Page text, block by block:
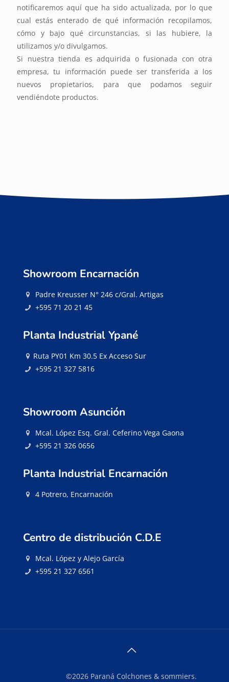
notificaremos aquí que ha sido actualizada, por lo que
cual estás enterado de qué información recopilamos,
cómo y bajo qué circunstancias, si las hubiere, la
utilizamos y/o divulgamos.
Si nuestra tienda es adquirida o fusionada con otra
empresa, tu información puede ser transferida a los
nuevos propietarios, para que podamos seguir
vendiéndote productos.
Showroom Encarnación
Padre Kreusser N° 246 c/Gral. Artigas
+595 71 20 21 45
Planta Industrial Ypané
Ruta PY01 Km 30.5 Ex Acceso Sur
+595 21 327 5816
Showroom Asunción
Mcal. López Esq. Gral. Ceferino Vega Gaona
+595 21 326 0656
Planta Industrial Encarnación
4 Potrero, Encarnación
Centro de distribución C.D.E
Mcal. López y Alejo García
+595 21 327 6561
©2026 Paraná Colchones & sommiers.